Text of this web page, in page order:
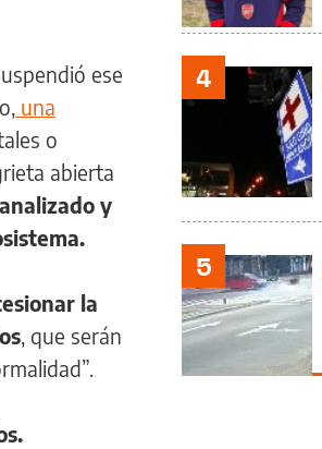
ese
una
o
abierta
y
la
, que serán
4
5